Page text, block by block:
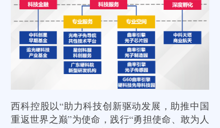
西科控股以“助力科技创新驱动发展，助推中国
重返世界之巅”为使命，践行“勇担使命、敢为人